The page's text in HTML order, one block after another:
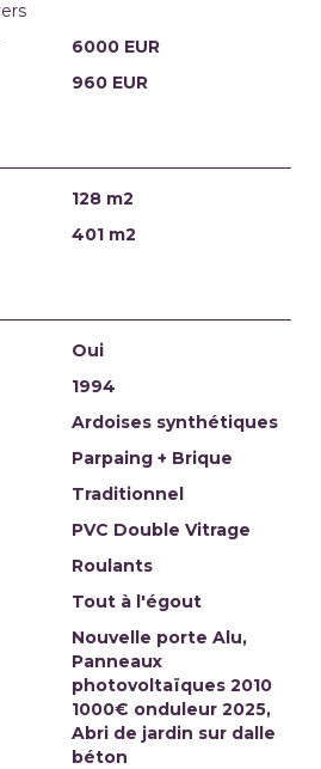
6000 EUR
960 EUR
128 m2
401 m2
Oui
1994
Ardoises synthétiques
Parpaing + Brique
Traditionnel
PVC Double Vitrage
Roulants
Tout à l'égout
Nouvelle porte Alu,
Panneaux
photovoltaïques 2010
1000€ onduleur 2025,
Abri de jardin sur dalle
béton